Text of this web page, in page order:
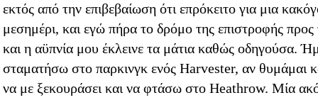
εκτός από την επιβεβαίωση ότι επρόκειτο για μια
μεσημέρι, και εγώ πήρα το δρόμο της επιστροφής
και η αϋπνία μου έκλεινε τα μάτια καθώς οδηγούσα.
σταματήσω στο παρκινγκ ενός Harvester, αν θυμάμαι
να με ξεκουράσει και να φτάσω στο Heathrow. Μία